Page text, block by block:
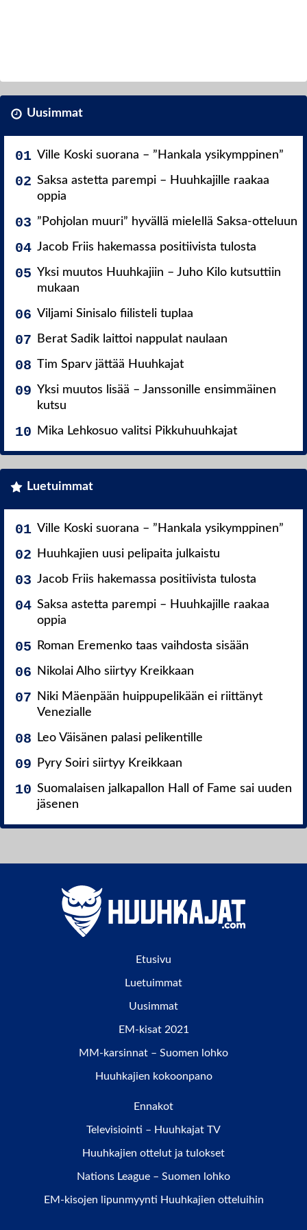
Uusimmat
Ville Koski suorana – ”Hankala ysikymppinen”
Saksa astetta parempi – Huuhkajille raakaa
oppia
”Pohjolan muuri” hyvällä mielellä Saksa-otteluun
Jacob Friis hakemassa positiivista tulosta
Yksi muutos Huuhkajiin – Juho Kilo kutsuttiin
mukaan
Viljami Sinisalo fiilisteli tuplaa
Berat Sadik laittoi nappulat naulaan
Tim Sparv jättää Huuhkajat
Yksi muutos lisää – Janssonille ensimmäinen
kutsu
Mika Lehkosuo valitsi Pikkuhuuhkajat
Luetuimmat
Ville Koski suorana – ”Hankala ysikymppinen”
Huuhkajien uusi pelipaita julkaistu
Jacob Friis hakemassa positiivista tulosta
Saksa astetta parempi – Huuhkajille raakaa
oppia
Roman Eremenko taas vaihdosta sisään
Nikolai Alho siirtyy Kreikkaan
Niki Mäenpään huippupelikään ei riittänyt
Venezialle
Leo Väisänen palasi pelikentille
Pyry Soiri siirtyy Kreikkaan
Suomalaisen jalkapallon Hall of Fame sai uuden
jäsenen
Etusivu
Luetuimmat
Uusimmat
EM-kisat 2021
MM-karsinnat – Suomen lohko
Huuhkajien kokoonpano
Ennakot
Televisiointi – Huuhkajat TV
Huuhkajien ottelut ja tulokset
Nations League – Suomen lohko
EM-kisojen lipunmyynti Huuhkajien otteluihin